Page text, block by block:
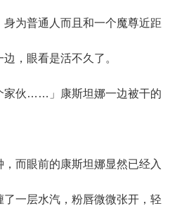
为普通人而且和一个魔尊近距
，眼看是活不久了。
伙……」康斯坦娜一边被干的
而眼前的康斯坦娜显然已经入
一层水汽，粉唇微微张开，轻